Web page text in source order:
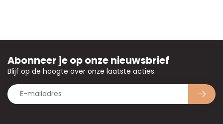
Abonneer je op onze nieuwsbrief
Blijf op de hoogte over onze laatste acties